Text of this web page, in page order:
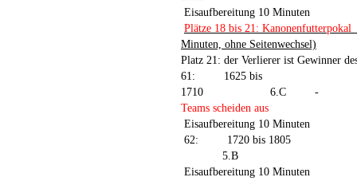
Eisaufbereitung 10 Minuten
Plätze 18 bis 21: Kanonenfutterpokal
Minuten, ohne Seitenwechsel)
Platz 21: der Verlierer ist Gewinner
61:
1625 bis
1710
6.C
-
Teams scheiden aus
Eisaufbereitung 10 Minuten
62:
1720 bis 1805
5.B
Eisaufbereitung 10 Minuten